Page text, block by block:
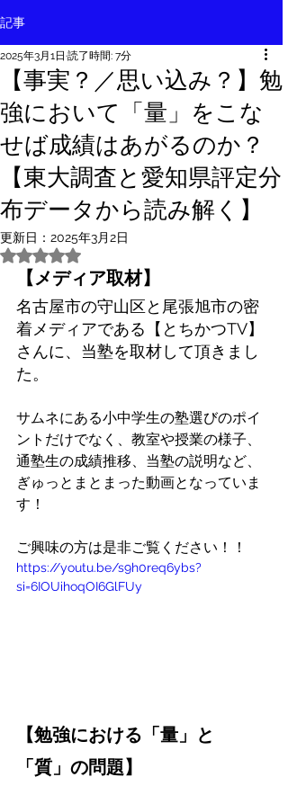
記事
【事実？／思い込み？】勉
強において「量」をこな
せば成績はあがるのか？
【東大調査と愛知県評定分
布データから読み解く】
2025年3月1日 読了時間: 7分
更新日： 2025年3月2日
5つ星のうちNaNと評価されています。
【メディア取材】
名古屋市の守山区と尾張旭市の密
着メディアである【とちかつTV】
さんに、当塾を取材して頂きまし
た。
サムネにある小中学生の塾選びのポイ
ントだけでなく、教室や授業の様子、
通塾生の成績推移、当塾の説明など、
ぎゅっとまとまった動画となっていま
す！
ご興味の方は是非ご覧ください！！
https://youtu.be/s9h0req6ybs?
si=6IOUihoqOI6GlFUy
【勉強における「量」と
「質」の問題】